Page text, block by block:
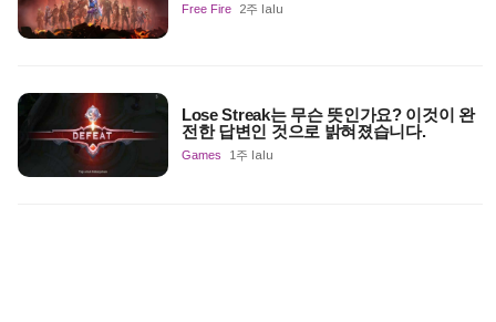
Free Fire 2주 lalu
Lose Streak는 무슨 뜻인가요? 이것이 완
전한 답변인 것으로 밝혀졌습니다.
Games 1주 lalu